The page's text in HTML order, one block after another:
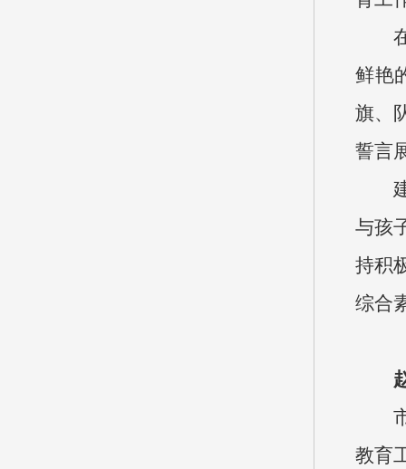
鲜艳
旗、
誓言
与孩
持积
综合
教育